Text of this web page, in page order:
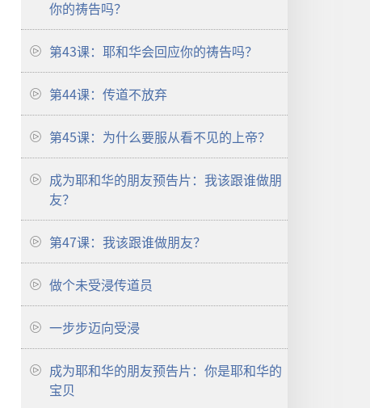
你的祷告吗？
第43课：耶和华会回应你的祷告吗？
第44课：传道不放弃
第45课：为什么要服从看不见的上帝？
成为耶和华的朋友预告片：我该跟谁做朋
友？
第47课：我该跟谁做朋友？
做个未受浸传道员
一步步迈向受浸
成为耶和华的朋友预告片：你是耶和华的
宝贝